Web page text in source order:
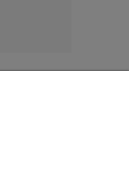
664-028-239